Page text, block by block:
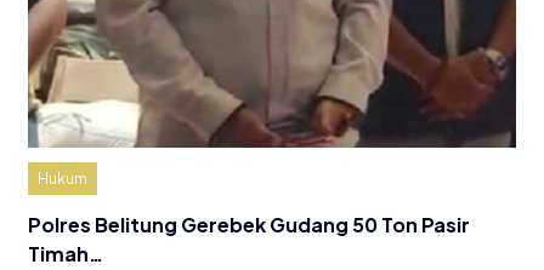
Hukum
Polres Belitung Gerebek Gudang 50 Ton Pasir
Timah…